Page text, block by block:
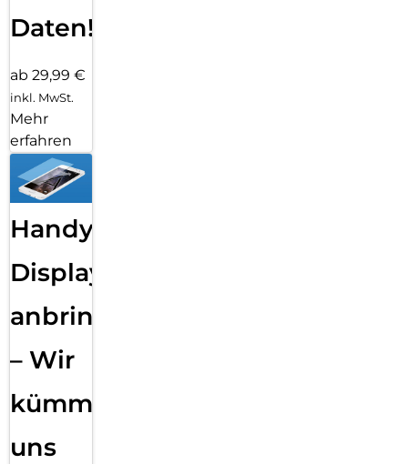
Daten!
ab 29,99 €
inkl. MwSt.
Mehr
erfahren
Handy
Displayfolie
anbringen
– Wir
kümmern
uns